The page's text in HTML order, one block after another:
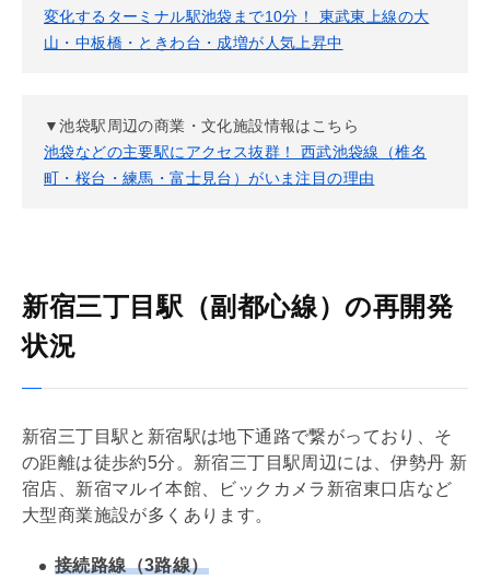
変化するターミナル駅池袋まで10分！ 東武東上線の大
山・中板橋・ときわ台・成増が人気上昇中
▼池袋駅周辺の商業・文化施設情報はこちら
池袋などの主要駅にアクセス抜群！ 西武池袋線（椎名
町・桜台・練馬・富士見台）がいま注目の理由
新宿三丁目駅（副都心線）の再開発
状況
新宿三丁目駅と新宿駅は地下通路で繋がっており、そ
の距離は徒歩約5分。新宿三丁目駅周辺には、伊勢丹 新
宿店、新宿マルイ本館、ビックカメラ新宿東口店など
大型商業施設が多くあります。
接続路線（3路線）